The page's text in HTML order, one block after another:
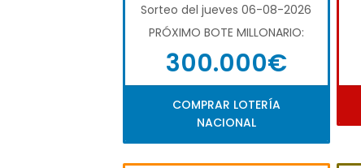
Sorteo del jueves 06-08-2026
PRÓXIMO BOTE MILLONARIO:
300.000€
COMPRAR LOTERÍA
NACIONAL